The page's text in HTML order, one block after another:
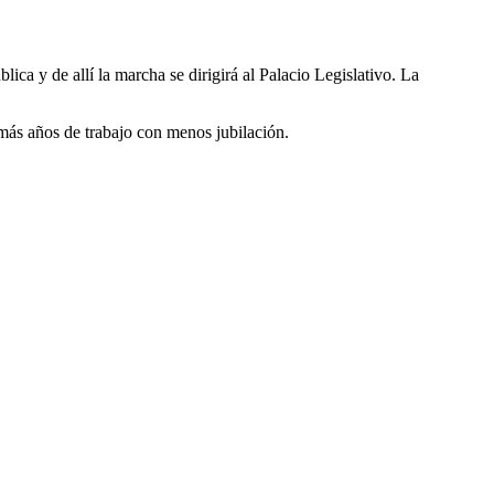
y de allí la marcha se dirigirá al Palacio Legislativo. La
años de trabajo con menos jubilación.